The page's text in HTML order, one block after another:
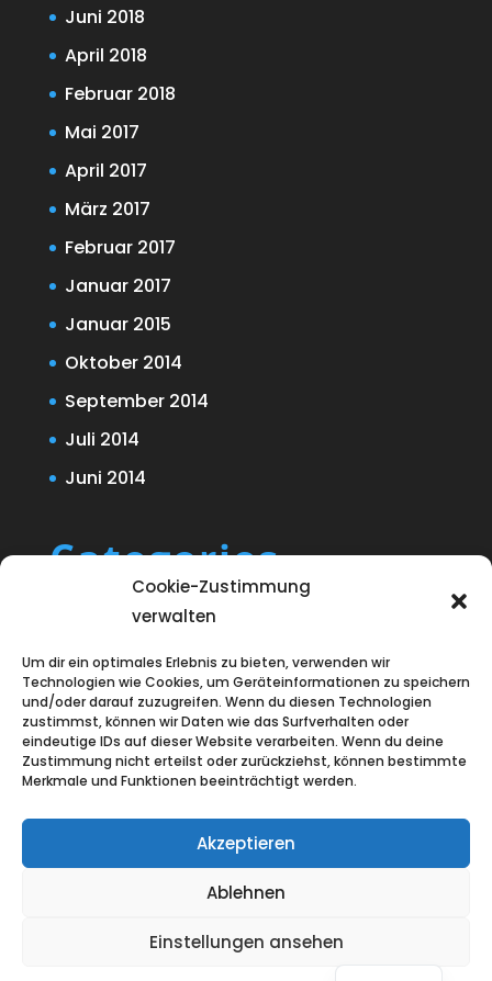
Cookie-Zustimmung
verwalten
Um dir ein optimales Erlebnis zu bieten, verwenden wir
Technologien wie Cookies, um Geräteinformationen zu speichern
und/oder darauf zuzugreifen. Wenn du diesen Technologien
zustimmst, können wir Daten wie das Surfverhalten oder
eindeutige IDs auf dieser Website verarbeiten. Wenn du deine
Zustimmung nicht erteilst oder zurückziehst, können bestimmte
Merkmale und Funktionen beeinträchtigt werden.
Akzeptieren
Ablehnen
Einstellungen ansehen
Juni 2018
April 2018
Februar 2018
Mai 2017
April 2017
März 2017
Februar 2017
Januar 2017
Januar 2015
Oktober 2014
September 2014
Juli 2014
Juni 2014
Categories
Elegant Themes|